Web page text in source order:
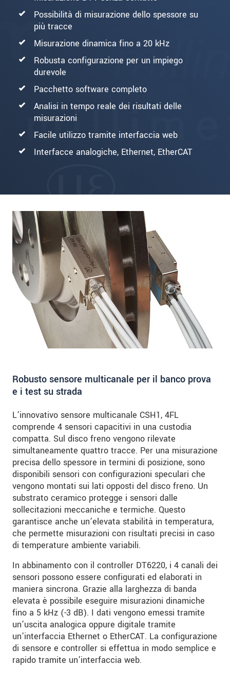
Possibilità di misurazione dello spessore su
più tracce
Misurazione dinamica fino a 20 kHz
Robusta configurazione per un impiego
durevole
Pacchetto software completo
Analisi in tempo reale dei risultati delle
misurazioni
Facile utilizzo tramite interfaccia web
Interfacce analogiche, Ethernet, EtherCAT
Robusto sensore multicanale per il banco prova
e i test su strada
L’innovativo sensore multicanale CSH1, 4FL
comprende 4 sensori capacitivi in una custodia
compatta. Sul disco freno vengono rilevate
simultaneamente quattro tracce. Per una misurazione
precisa dello spessore in termini di posizione, sono
disponibili sensori con configurazioni speculari che
vengono montati sui lati opposti del disco freno. Un
substrato ceramico protegge i sensori dalle
sollecitazioni meccaniche e termiche. Questo
garantisce anche un’elevata stabilità in temperatura,
che permette misurazioni con risultati precisi in caso
di temperature ambiente variabili.
In abbinamento con il controller DT6220, i 4 canali dei
sensori possono essere configurati ed elaborati in
maniera sincrona. Grazie alla larghezza di banda
elevata è possibile eseguire misurazioni dinamiche
fino a 5 kHz (-3 dB). I dati vengono emessi tramite
un’uscita analogica oppure digitale tramite
un’interfaccia Ethernet o EtherCAT. La configurazione
di sensore e controller si effettua in modo semplice e
rapido tramite un’interfaccia web.